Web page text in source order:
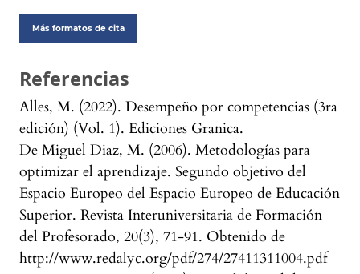
Más formatos de cita
Referencias
Alles, M. (2022). Desempeño por competencias (3ra
edición) (Vol. 1). Ediciones Granica.
De Miguel Diaz, M. (2006). Metodologías para
optimizar el aprendizaje. Segundo objetivo del
Espacio Europeo del Espacio Europeo de Educación
Superior. Revista Interuniversitaria de Formación
del Profesorado, 20(3), 71-91. Obtenido de
http://www.redalyc.org/pdf/274/27411311004.pdf